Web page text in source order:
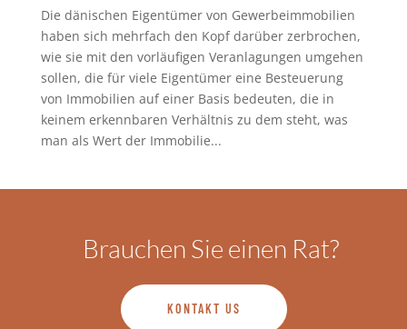
Die dänischen Eigentümer von Gewerbeimmobilien
haben sich mehrfach den Kopf darüber zerbrochen,
wie sie mit den vorläufigen Veranlagungen umgehen
sollen, die für viele Eigentümer eine Besteuerung
von Immobilien auf einer Basis bedeuten, die in
keinem erkennbaren Verhältnis zu dem steht, was
man als Wert der Immobilie...
Brauchen Sie einen Rat?
KONTAKT US